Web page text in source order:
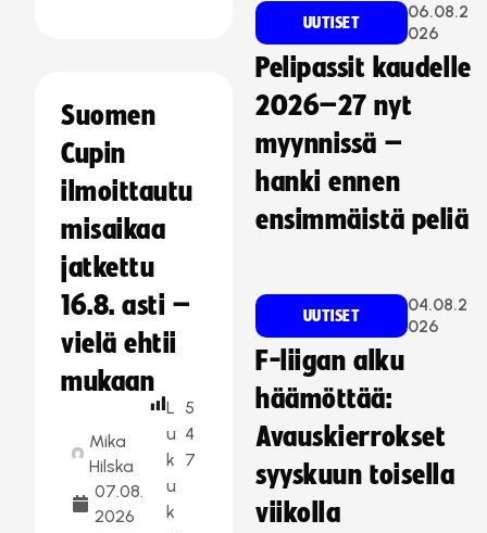
Suomen
Cupin
ilmoittautu
misaikaa
jatkettu
16.8. asti –
vielä ehtii
mukaan
Mika
Hilska
07.08.
2026
L
u
k
u
k
5
4
7
UUTISET
06.08.2
026
Pelipassit kaudelle
2026–27 nyt
myynnissä –
hanki ennen
ensimmäistä peliä
UUTISET
04.08.2
026
F-liigan alku
häämöttää:
Avauskierrokset
syyskuun toisella
viikolla